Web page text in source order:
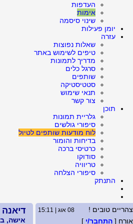
העדפות
אימות
שינוי סיסמה
יומן פעילות
עזרה
שאלות נפוצות
טיפים לשימוש באתר
מדריך לתמונות
סרגל כלים
שותפים
סטטיסטיקה
תנאי שימוש
צור קשר
תוכן
גלריית תמונות
סיפורי גולשים
לוח מודעות שותפים לטיול
בדיחות והומור
כרטיסי ברכה
סודוקו
טריוויה
סיפורי הצלחה
התנתק
צהריים טובים ! 08 אוג | 15:11
אורח [ התחבר/י ]
דיאנה
אישה, בת 58,